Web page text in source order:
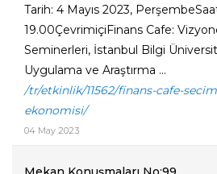
Tarih: 4 Mayıs 2023,
19.00ÇevrimiçiFinans Cafe:
Seminerleri, İstanbul Bilgi
Uygulama ve Araştırma ...
/tr/etkinlik/11562/finans-cafe-
ekonomisi/
04 May 2023